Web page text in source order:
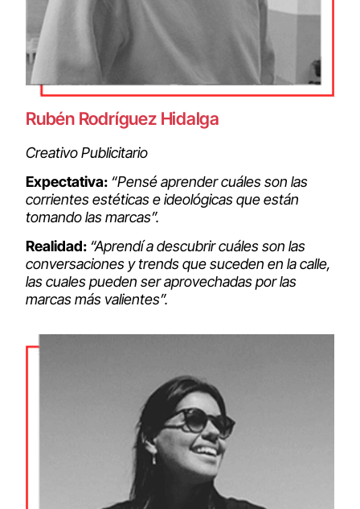
Rubén Rodríguez Hidalga
Creativo Publicitario
Expectativa: “Pensé aprender cuáles son las
corrientes estéticas e ideológicas que están
tomando las marcas”.
Realidad: “Aprendí a descubrir cuáles son las
conversaciones y trends que suceden en la calle,
las cuales pueden ser aprovechadas por las
marcas más valientes”.